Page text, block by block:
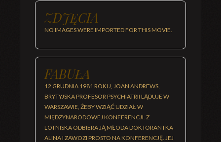
ZDJĘCIA
NO IMAGES WERE IMPORTED FOR THIS MOVIE.
FABUŁA
12 GRUDNIA 1981 ROKU, JOAN ANDREWS,
BRYTYJSKA PROFESOR PSYCHIATRII LĄDUJE W
WARSZAWIE, ŻEBY WZIĄĆ UDZIAŁ W
MIĘDZYNARODOWEJ KONFERENCJI. Z
LOTNISKA ODBIERA JĄ MŁODA DOKTORANTKA
ALINA I ZAWOZI PROSTO NA KONFERENCJĘ. JEJ